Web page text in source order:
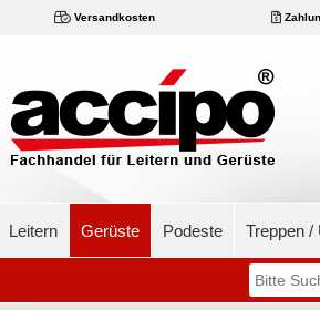
Versandkosten
Leitern Gerüste Podeste Treppen /